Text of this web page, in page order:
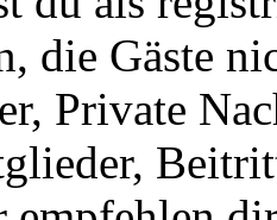
die Gäste
Private